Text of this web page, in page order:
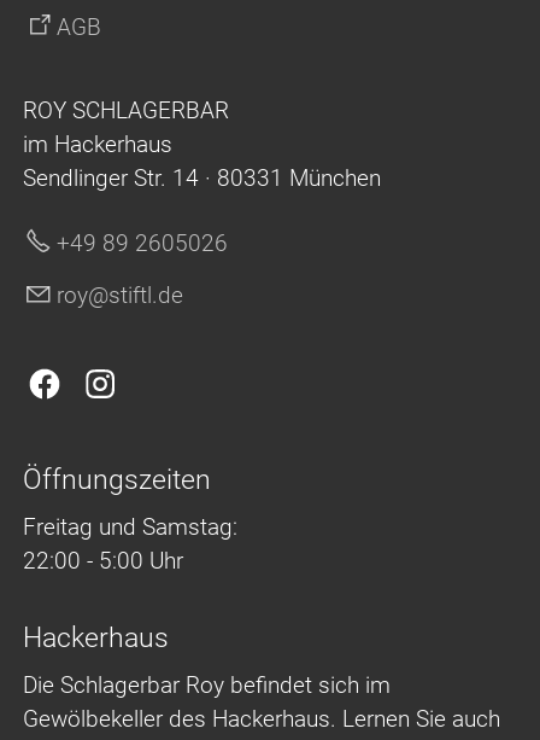
AGB
ROY SCHLAGERBAR
im Hackerhaus
Sendlinger Str. 14 · 80331 München
+49 89 2605026
r y stftl d
Öffnungszeiten
Freitag und Samstag:
22:00 - 5:00 Uhr
Hackerhaus
Die Schlagerbar Roy befindet sich im
Gewölbekeller des Hackerhaus. Lernen Sie auch